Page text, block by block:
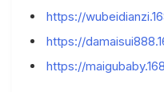
https://
https://
https://